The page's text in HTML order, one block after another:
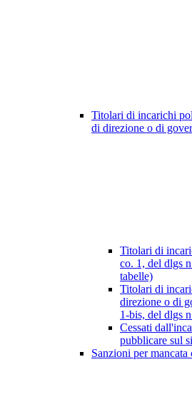
Titolari di incarichi
di direzione o di
Titolari di
co. 1, del dlgs
tabelle)
Titolari di
direzione o di
1-bis, del dlgs
Cessati
pubblicare sul
Sanzioni per